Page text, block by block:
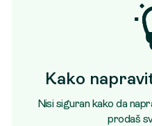
Kako
Nisi siguran kako da
prodaš